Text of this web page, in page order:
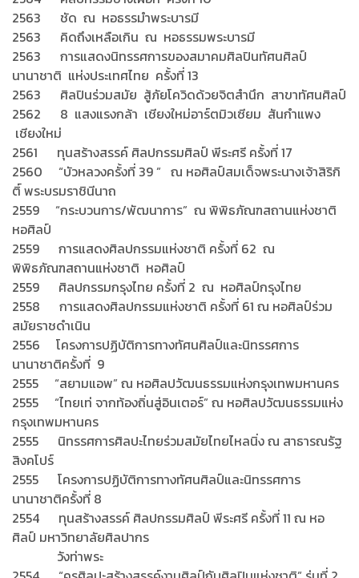
2563 ชัด ณ หอธรรมำพระบารมี
2563 คิดถึงเหลือเกิน ณ หอธรรมพระบารมี
2563 การแสดงนิทรรศการของสมาคมศิลปินทัศนศิลป์
นานาชาติ แห่งประเทศไทย ครั้งที่ 13
2563 ศิลปินร่วมสมัย สู้ภัยโควิดด้วยจิตสำนึก สาขาทัศนศิลป์
2562 8 แสงแรงกล้า เชียงใหม่อาร์ตมิวเซียม สันกำแพง
เชียงใหม่
2561 ทุนสร้างสรรค์ ศิลปกรรมศิลป์ พีระศรี ครั้งที่ 17
2560 “บัวหลวงครั้งที่ 39 ” ณ หอศิลป์สมเด็จพระนางเจ้าสิริกิ
ติ์ พระบรมราชินีนาถ
2559 “กระบวนการ/พัฒนาการ” ณ พิพิธภัณฑสถานแห่งชาติ
หอศิลป์
2559 การแสดงศิลปกรรมแห่งชาติ ครั้งที่ 62 ณ
พิพิธภัณฑสถานแห่งชาติ หอศิลป์
2559 ศิลปกรรมกรุงไทย ครั้งที่ 2 ณ หอศิลป์กรุงไทย
2558 การแสดงศิลปกรรมแห่งชาติ ครั้งที่ 61 ณ หอศิลป์ร่วม
สมัยราชดำเนิน
2556 โครงการปฏิบัติการทางทัศนศิลป์และนิทรรศการ
นานาชาติครั้งที่ 9
2555 “สยามแอพ” ณ หอศิลปวัฒนธรรมแห่งกรุงเทพมหานคร
2555 “ไทยเท่ จากท้องถิ่นสู่อินเตอร์” ณ หอศิลปวัฒนธรรมแห่ง
กรุงเทพมหานคร
2555 นิทรรศการศิลปะไทยร่วมสมัยไทยไหลนิ่ง ณ สาธารณรัฐ
สิงคโปร์
2555 โครงการปฏิบัติการทางทัศนศิลป์และนิทรรศการ
นานาชาติครั้งที่ 8
2554 ทุนสร้างสรรค์ ศิลปกรรมศิลป์ พีระศรี ครั้งที่ 11 ณ หอ
ศิลป์ มหาวิทยาลัยศิลปากร
วังท่าพระ